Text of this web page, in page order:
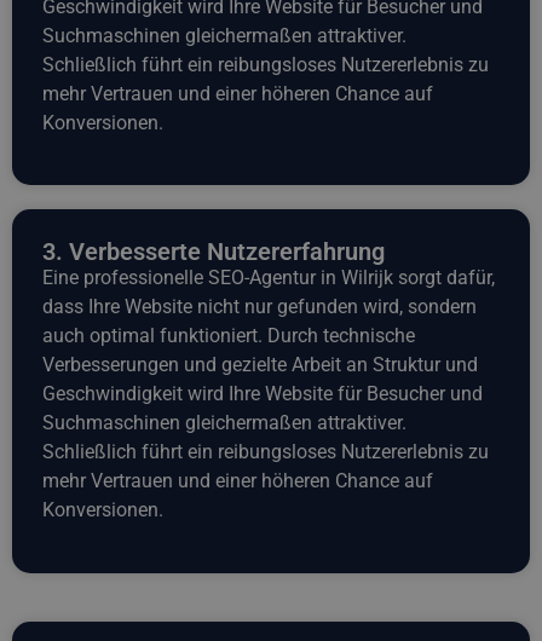
Geschwindigkeit wird Ihre Website für Besucher und
Suchmaschinen gleichermaßen attraktiver.
Schließlich führt ein reibungsloses Nutzererlebnis zu
mehr Vertrauen und einer höheren Chance auf
Konversionen.
3. Verbesserte Nutzererfahrung
Eine professionelle SEO-Agentur in Wilrijk sorgt dafür,
dass Ihre Website nicht nur gefunden wird, sondern
auch optimal funktioniert. Durch technische
Verbesserungen und gezielte Arbeit an Struktur und
Geschwindigkeit wird Ihre Website für Besucher und
Suchmaschinen gleichermaßen attraktiver.
Schließlich führt ein reibungsloses Nutzererlebnis zu
mehr Vertrauen und einer höheren Chance auf
Konversionen.